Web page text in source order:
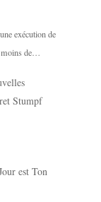
exécution de
moins de…
Stumpf
est Ton